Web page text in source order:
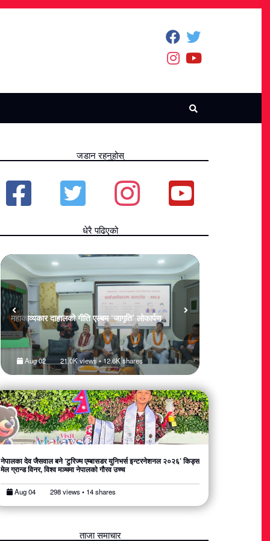
जडान रहनुहोस्
धेरै पढिएको
महाकाव्यकार दाहालको गीति एल्बम ‘जागृति’ लोकार्पण
Aug 02 21.0K views • 12.6K shares
नेपालका देव जैसवाल बने ‘टुरिज्म एम्बासडर युनिभर्स इन्टरनेशनल २०२६’ किड्स
मेल ग्रान्ड विनर, विश्व मञ्चमा नेपालको गौरव उच्च
Aug 04 298 views • 14 shares
ताजा समाचार